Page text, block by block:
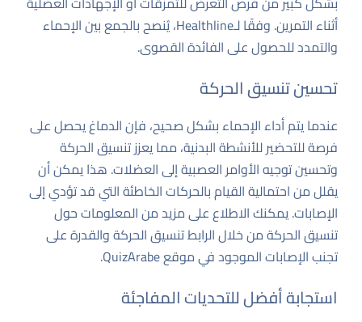
أثناء التمرين. وفقًا لـHealthline، يُنصح بالجمع بين الإحماء
والتمدد للحصول على الفائدة القصوى.
تحسين تنسيق الحركة
عندما يتم أداء الإحماء بشكل صحيح، فإن الدماغ يحصل على
فرصة للتحضير للأنشطة البدنية، مما يعزز تنسيق الحركة
وتحسين توجيه الأوامر العصبية إلى العضلات. هذا يمكن أن
يقلل من احتمالية القيام بالحركات الخاطئة التي قد تؤدي إلى
الإصابات. يمكنك الاطلاع على مزيد من المعلومات حول
تنسيق الحركة من خلال الرابطتنسيق الحركة والقدرة على
تجنب الإصاباتالموجود في موقع QuizArabe.
استجابة أفضل للتحديات المفاجئة